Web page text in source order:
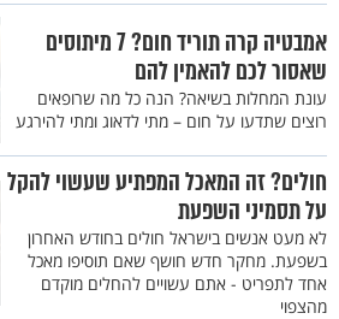
אמבטיה קרה תוריד חום? 7 מיתוסים
שאסור לכם להאמין להם
עונת המחלות בשיאה? הנה כל מה שרופאים
רוצים שתדעו על חום – מתי לדאוג ומתי להירגע
חולים? זה המאכל המפתיע שעשוי להקל
על תסמיני השפעת
לא מעט אנשים בישראל חולים בחודש האחרון
בשפעת. מחקר חדש חושף שאם תוסיפו מאכל
אחד לתפריט - אתם עשויים להחלים מוקדם
מהצפוי